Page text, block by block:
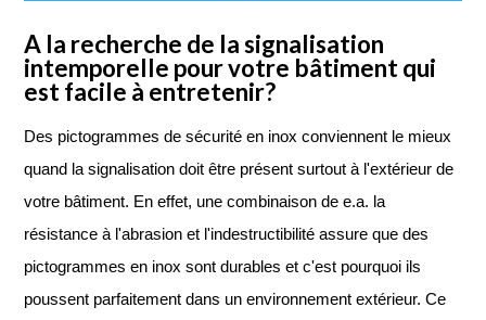
A la recherche de la signalisation
intemporelle pour votre bâtiment qui
est facile à entretenir?
Des pictogrammes de sécurité en inox conviennent le mieux
quand la signalisation doit être présent surtout à l'extérieur de
votre bâtiment. En effet, une combinaison de e.a. la
résistance à l'abrasion et l'indestructibilité assure que des
pictogrammes en inox sont durables et c'est pourquoi ils
poussent parfaitement dans un environnement extérieur. Ce